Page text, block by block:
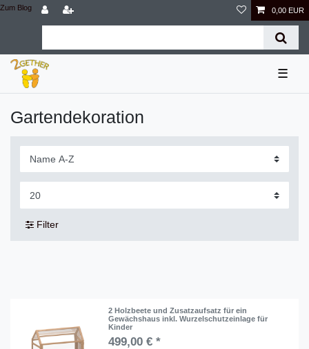
Zum Blog 0,00 EUR
☰
Gartendekoration
Filter
2 Holzbeete und Zusatzaufsatz für ein
Gewächshaus inkl. Wurzelschutzeinlage für
Kinder
499,00 € *